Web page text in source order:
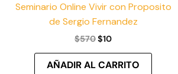
Seminario Online Vivir con Proposito
de Sergio Fernandez
$570$10
AÑADIR AL CARRITO